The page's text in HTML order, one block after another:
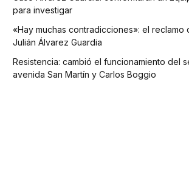
para investigar
«Hay muchas contradicciones»: el reclamo
Julián Álvarez Guardia
Resistencia: cambió el funcionamiento del
avenida San Martín y Carlos Boggio